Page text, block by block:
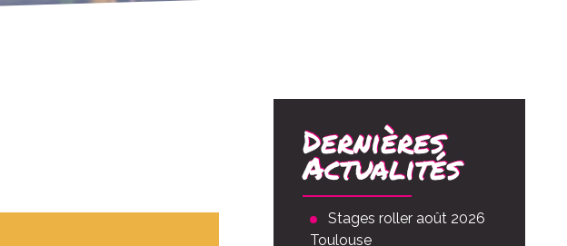
Dernières
Actualités
Stages roller août 2026
Toulouse